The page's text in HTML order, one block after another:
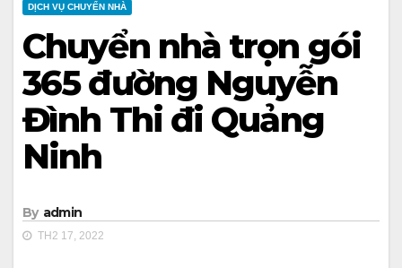
DỊCH VỤ CHUYỂN NHÀ
Chuyển nhà trọn gói
365 đường Nguyễn
Đình Thi đi Quảng
Ninh
By admin
TH2 17, 2022